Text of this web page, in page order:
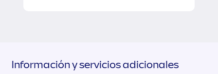
Información y servicios adicionales